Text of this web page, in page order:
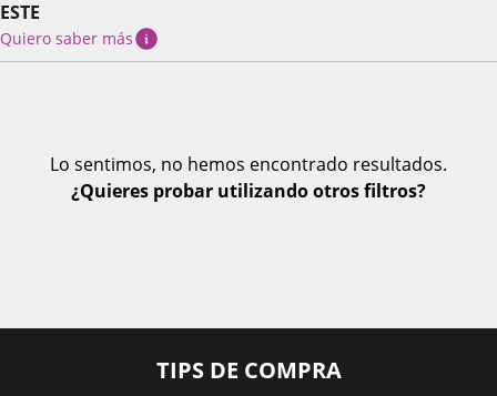
ESTE
Quiero saber más
Lo sentimos, no hemos encontrado resultados.
¿Quieres probar utilizando otros filtros?
TIPS DE COMPRA